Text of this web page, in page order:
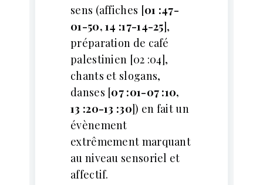
sens (affiches [01 :47-
01-50, 14 :17-14-25],
préparation de café
palestinien [02 :04],
chants et slogans,
danses [07 :01-07 :10,
13 :20-13 :30]) en fait un
évènement
extrêmement marquant
au niveau sensoriel et
affectif.